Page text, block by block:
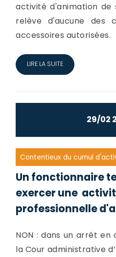
activité d'animation de
relève d'aucune des
accessoires autorisées.
LIRE LA SUITE
29/02
Contentieux du cumul
Un fonctionnaire
exercer une
professionnelle
NON : dans un arrêt en
la Cour administrative